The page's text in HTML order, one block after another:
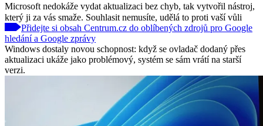
Microsoft nedokáže vydat aktualizaci bez chyb, tak vytvořil nástroj,
který ji za vás smaže. Souhlasit nemusíte, udělá to proti vaší vůli
Přidejte si obsah Centrum.cz do oblíbených zdrojů pro Google
hledání a Google zprávy
Windows dostaly novou schopnost: když se ovladač dodaný přes
aktualizaci ukáže jako problémový, systém se sám vrátí na starší
verzi.